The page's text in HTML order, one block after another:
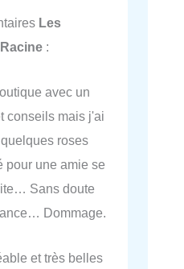
Les
:
avec un
conseils mais j'ai
roses
pour une amie se
Sans doute
Dommage.
et très belles